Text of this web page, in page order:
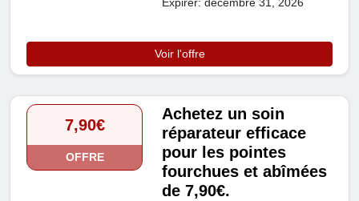
Voir l'offre
7,90€
OFFRE
Achetez un soin
réparateur efficace
pour les pointes
fourchues et abîmées
de 7,90€.